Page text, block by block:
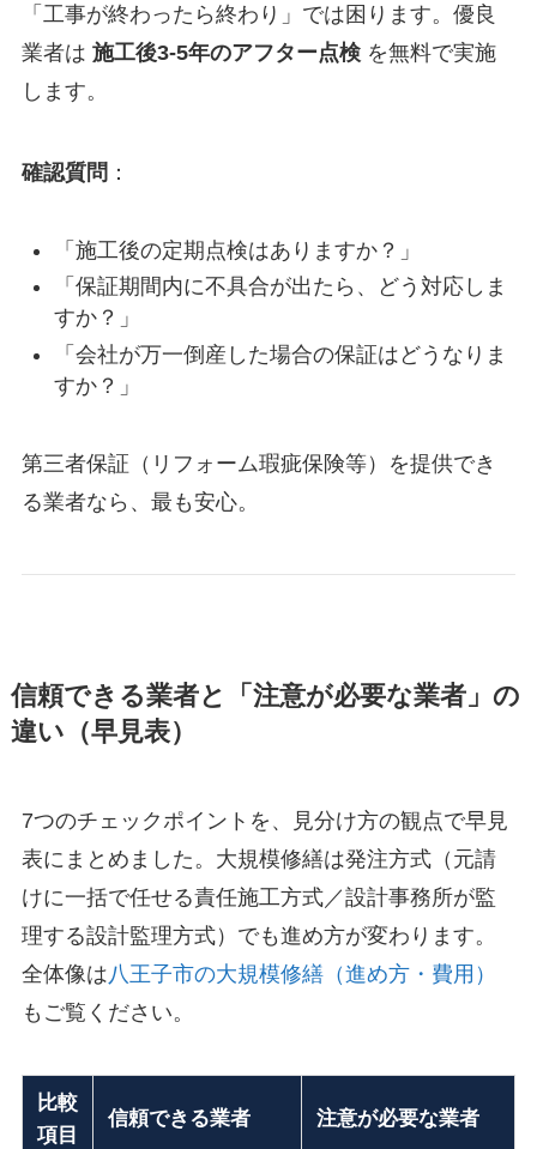
「工事が終わったら終わり」では困ります。優良
業者は 施工後3-5年のアフター点検を無料で実施
します。
確認質問 ：
「施工後の定期点検はありますか？」
「保証期間内に不具合が出たら、どう対応しま
すか？」
「会社が万一倒産した場合の保証はどうなりま
すか？」
第三者保証（リフォーム瑕疵保険等）を提供でき
る業者なら、最も安心。
信頼できる業者と「注意が必要な業者」の
違い（早見表）
7つのチェックポイントを、見分け方の観点で早見
表にまとめました。大規模修繕は発注方式（元請
けに一括で任せる責任施工方式／設計事務所が監
理する設計監理方式）でも進め方が変わります。
全体像は八王子市の大規模修繕（進め方・費用）
もご覧ください。
比較
項目
信頼できる業者 注意が必要な業者